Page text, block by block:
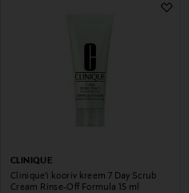
CLINIQUE
Clinique'i kooriv kreem 7 Day Scrub
Cream Rinse-Off Formula 15 ml